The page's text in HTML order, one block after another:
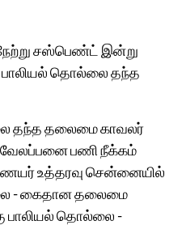
நேற்று சஸ்பெண்ட் இன்று
பாலியல் தொல்லை தந்த
தந்த தலைமை காவலர்
பணி நீக்கம்
உத்தரவு சென்னையில்
- கைதான தலைமை
பாலியல் தொல்லை -